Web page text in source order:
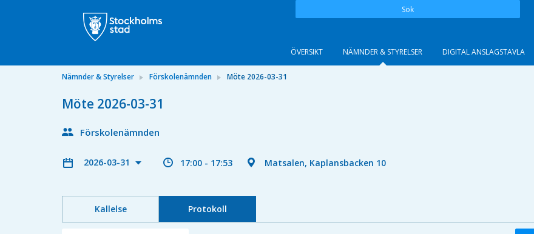
Sök
ÖVERSIKT NÄMNDER & STYRELSER DIGITAL ANSLAGSTAVLA
Nämnder & Styrelser Förskolenämnden Möte 2026-03-31
Möte 2026-03-31
Förskolenämnden
2026-03-31 17:00 - 17:53 Matsalen, Kaplansbacken 10
Kallelse Protokoll